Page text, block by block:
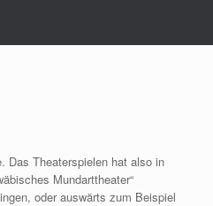
Das Theaterspielen hat also in
Mundarttheater“
oder auswärts zum Beispiel